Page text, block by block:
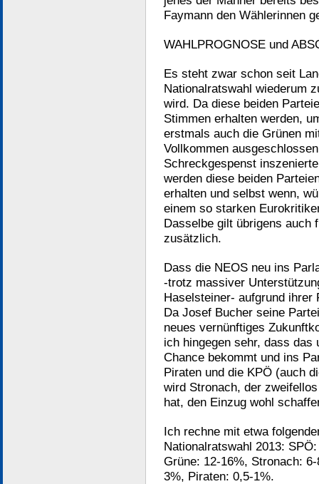
Faymann den Wählerinnen
WAHLPROGNOSE und
Es steht zwar schon seit
Nationalratswahl wiederum
wird. Da diese beiden
Stimmen erhalten werden,
erstmals auch die Grünen
Vollkommen
Schreckgespenst
werden diese beiden
erhalten und selbst wenn,
einem so starken
Dasselbe gilt übrigens auch
zusätzlich.
Dass die NEOS neu ins
-trotz massiver
Haselsteiner- aufgrund
Da Josef Bucher seine
neues vernünftiges
ich hingegen sehr, dass das
Chance bekommt und ins
Piraten und die KPÖ (auch
wird Stronach, der
hat, den Einzug wohl
Ich rechne mit etwa
Nationalratswahl 2013:
Grüne: 12-16%, Stronach:
3%, Piraten: 0,5-1%.